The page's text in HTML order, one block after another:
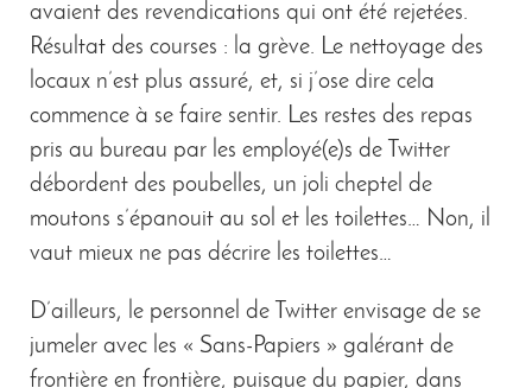
avaient des revendications qui ont été rejetées.
Résultat des courses : la grève. Le nettoyage des
locaux n’est plus assuré, et, si j’ose dire cela
commence à se faire sentir. Les restes des repas
pris au bureau par les employé(e)s de Twitter
débordent des poubelles, un joli cheptel de
moutons s’épanouit au sol et les toilettes… Non, il
vaut mieux ne pas décrire les toilettes…
D’ailleurs, le personnel de Twitter envisage de se
jumeler avec les « Sans-Papiers » galérant de
frontière en frontière, puisque du papier, dans